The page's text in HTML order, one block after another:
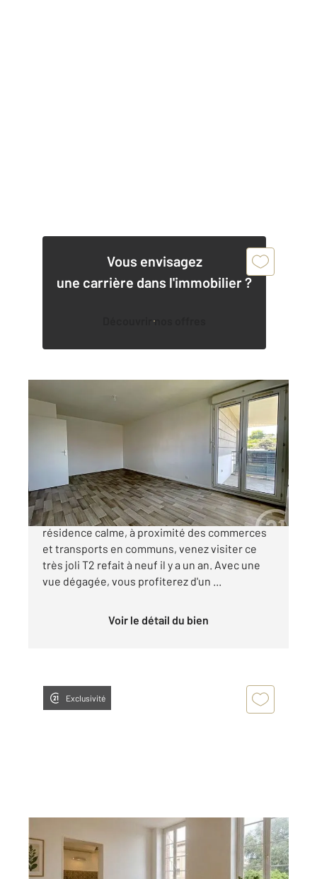
Vous envisagez
une carrière dans l'immobilier ?
Découvrir nos offres
TOULOUSE 31
48,47 m
Ref : 20408
Appartement T2 à vendre
175 000 €
31500 Toulouse - Château de l'Hers Dans une
résidence calme, à proximité des commerces
et transports en communs, venez visiter ce
très joli T2 refait à neuf il y a un an. Avec une
vue dégagée, vous profiterez d'un ...
Voir le détail du bien
Exclusivité
TOULOUSE 31
20,80 m , 1 pièce
Ref : 20191